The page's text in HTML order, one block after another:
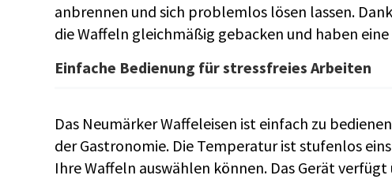
anbrennen und sich problemlos lösen lassen.
die Waffeln gleichmäßig gebacken und haben
Einfache Bedienung für stressfreies Arbeiten
Das Neumärker Waffeleisen ist einfach zu
der Gastronomie. Die Temperatur ist stufenlos
Ihre Waffeln auswählen können. Das Gerät